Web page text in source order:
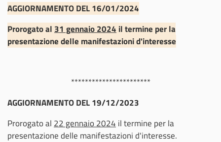
AGGIORNAMENTO DEL 16/01/2024
Prorogato al 31 gennaio 2024 il termine per la
presentazione delle manifestazioni d'interesse
***********************
AGGIORNAMENTO DEL 19/12/2023
Prorogato al 22 gennaio 2024 il termine per la
presentazione delle manifestazioni d'interesse.